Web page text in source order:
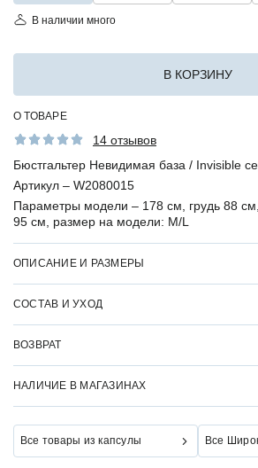
В наличии много
В КОРЗИНУ
О ТОВАРЕ
14 отзывов
Бюстгальтер Невидимая база / Invisible
Артикул – W2080015
Параметры модели – 178 см, грудь 88
95 см, размер на модели: M/L
ОПИСАНИЕ И РАЗМЕРЫ
СОСТАВ И УХОД
ВОЗВРАТ
НАЛИЧИЕ В МАГАЗИНАХ
Все товары из капсулы Все